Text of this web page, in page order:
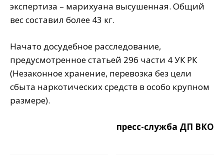
экспертиза – марихуана высушенная. Общий
вес составил более 43 кг.
Начато досудебное расследование,
предусмотренное статьей 296 части 4 УК РК
(Незаконное хранение, перевозка без цели
сбыта наркотических средств в особо крупном
размере).
пресс-служба ДП ВКО